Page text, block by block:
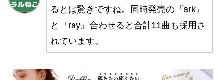
るとは驚きですね。同時発売の『ark』
と『ray』合わせると合計11曲も採用さ
れています。